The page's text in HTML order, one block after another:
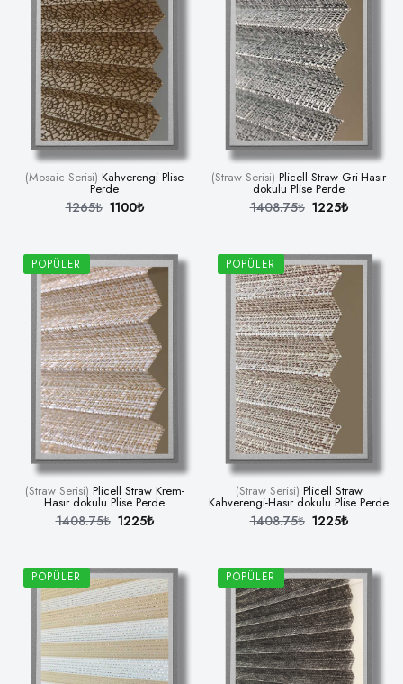
(Mosaic Serisi) Kahverengi Plise
Perde
1265₺ 1100₺
(Straw Serisi) Plicell Straw Gri-Hasır
dokulu Plise Perde
1408.75₺ 1225₺
POPÜLER
(Straw Serisi) Plicell Straw Krem-
Hasır dokulu Plise Perde
1408.75₺ 1225₺
POPÜLER
(Straw Serisi) Plicell Straw
Kahverengi-Hasır dokulu Plise Perde
1408.75₺ 1225₺
POPÜLER POPÜLER